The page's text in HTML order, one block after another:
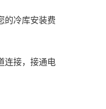
的冷库安装费
连接，接通电